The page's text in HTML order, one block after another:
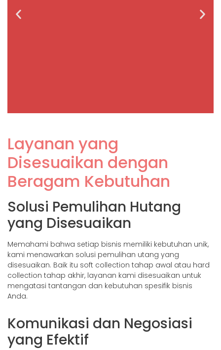
Berbasis Agen
Callindo Menyediakan Layanan
Pengembalian Uang Berbasis
Agen, Mempekerjakan
Untuk Mengelola Penagihan
Portofolio Non-Performing Loan
(NPL) Berdasarkan Biaya.
Pemulihan Dana Yang Lebih
Efisien, Meningkatkan Stabilitas
Keuangan Anda.
Layanan yang
Disesuaikan dengan
Beragam Kebutuhan
Solusi Pemulihan Hutang
yang Disesuaikan
Memahami bahwa setiap bisnis memiliki kebutuhan unik,
kami menawarkan solusi pemulihan utang yang
disesuaikan. Baik itu soft collection tahap awal atau hard
collection tahap akhir, layanan kami disesuaikan untuk
mengatasi tantangan dan kebutuhan spesifik bisnis
Anda.
Komunikasi dan Negosiasi
yang Efektif